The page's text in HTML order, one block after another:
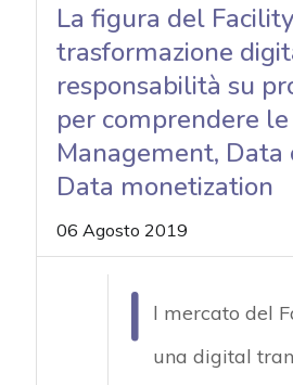
La figura del
trasformazione
responsabilità su
per comprendere
Management,
Data monetization
06 Agosto 2019
I
l mercato del
una digital